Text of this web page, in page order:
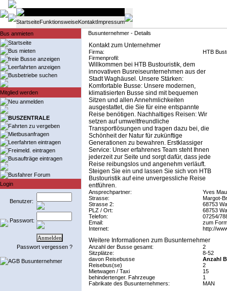
StartseiteFunktionsweiseKontaktImpressum
Bus anmieten
Startseite
Bus mieten
freie Busse anzeigen
Leerfahrten anzeigen
Busbetriebe suchen
Mitglied werden
Neu anmelden
BUSZENTRALE
Fahrten zu vergeben
Mietbusanfragen
Leerfahrten eintragen
Freimeld. eintragen
Busaufträge eintragen
Busfahrer Forum
Login
Benutzer:
Passwort:
Passwort vergessen ?
AGB Busunternehmer
Busunternehmer - Details
Kontakt zum Unternehmer
Firma:
HTB
Firmenprofil:
Willkommen bei HTB Bustouristik, dem
innovativen Busreiseunternehmen aus der
Stadt Waghäusel. Unsere Stärken:
Komfortable Busse: Unsere modernen,
klimatisierten Busse sind mit bequemen
Sitzen und allen Annehmlichkeiten
ausgestattet, die Sie für eine entspannte
Reise benötigen. Nachhaltiges Reisen: Wir
setzen auf umweltfreundliche
Transportlösungen und tragen dazu bei, die
Schönheit der Natur für zukünftige
Generationen zu bewahren. Erstklassiger
Service: Unser erfahrenes Team steht Ihnen
jederzeit zur Seite und sorgt dafür, dass jede
Reise reibungslos und angenehm verläuft.
Steigen Sie ein und lassen Sie sich von HTB
Bustouristik auf eine unvergessliche Reise
entführen.
Ansprechpartner:
Yves
Strasse:
Margot-
Strasse 2:
68753
PLZ / Ort:
68753
Telefon:
07254/
Email:
zum
Internet:
http://
Weitere Informationen zum Busunternehmer
Anzahl der Busse gesamt:
2
Sitzplätze:
8-52
davon Reisebusse
Anzahl
Reisebus(se)
2
Mietwagen / Taxi
15
behindertenger. Fahrzeuge
1
Fabrikate des Busunternehmers:
MAN